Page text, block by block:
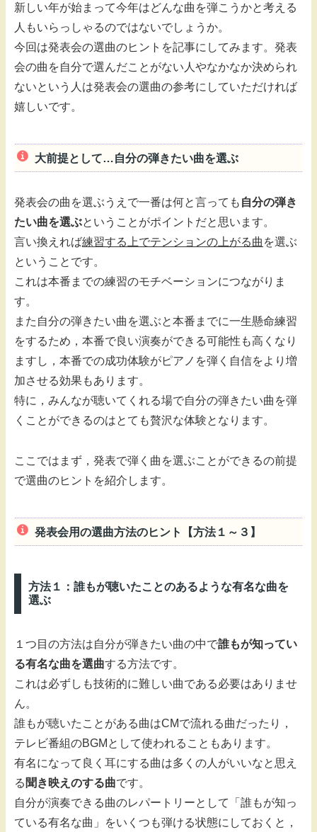
新しい年が始まって今年はどんな曲を弾こうかと考える
人もいらっしゃるのではないでしょうか。
今回は発表会の選曲のヒントを記事にしてみます。発表
会の曲を自分で選んだことがない人やなかなか決められ
ないという人は発表会の選曲の参考にしていただければ
嬉しいです。
大前提として…自分の弾きたい曲を選ぶ
発表会の曲を選ぶうえで一番は何と言っても 自分の弾き
たい曲を選ぶということがポイントだと思います。
言い換えれば練習する上でテンションの上がる曲 を選ぶ
ということです。
これは本番までの練習のモチベーションにつながりま
す。
また自分の弾きたい曲を選ぶと本番までに一生懸命練習
をするため，本番で良い演奏ができる可能性も高くなり
ますし，本番での成功体験がピアノを弾く自信をより増
加させる効果もあります。
特に，みんなが聴いてくれる場で自分の弾きたい曲を弾
くことができるのはとても贅沢な体験となります。
ここではまず，発表で弾く曲を選ぶことができるの前提
で選曲のヒントを紹介します。
発表会用の選曲方法のヒント【方法１～３】
方法１：誰もが聴いたことのあるような有名な曲を
選ぶ
１つ目の方法は自分が弾きたい曲の中で誰もが知ってい
る有名な曲を選曲する方法です。
これは必ずしも技術的に難しい曲である必要はありませ
ん。
誰もが聴いたことがある曲はCMで流れる曲だったり，
テレビ番組のBGMとして使われることもあります。
有名になって良く耳にする曲は多くの人がいいなと思え
る 聞き映えのする曲です。
自分が演奏できる曲のレパートリーとして「誰もが知っ
ている有名な曲」をいくつも弾ける状態にしておくと，